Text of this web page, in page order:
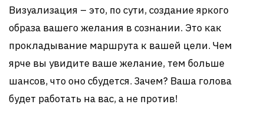
Визуализация – это, по сути, создание яркого
образа вашего желания в сознании. Это как
прокладывание маршрута к вашей цели. Чем
ярче вы увидите ваше желание, тем больше
шансов, что оно сбудется. Зачем? Ваша голова
будет работать на вас, а не против!